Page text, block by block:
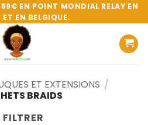
EN POINT MONDIAL RELAY EN
EN BELGIQUE.
ET EXTENSIONS /
BRAIDS
FILTRER